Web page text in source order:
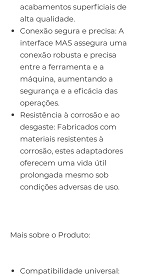
acabamentos superficiais de
alta qualidade.
Conexão segura e precisa: A
interface MAS assegura uma
conexão robusta e precisa
entre a ferramenta e a
máquina, aumentando a
segurança e a eficácia das
operações.
Resistência à corrosão e ao
desgaste: Fabricados com
materiais resistentes à
corrosão, estes adaptadores
oferecem uma vida útil
prolongada mesmo sob
condições adversas de uso.
Mais sobre o Produto:
Compatibilidade universal: